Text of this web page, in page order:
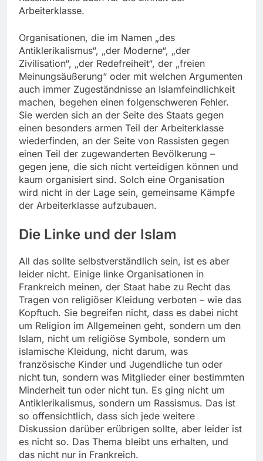
Arbeiterklasse.
Organisationen, die im Namen „des
Antiklerikalismus“, „der Moderne“, „der
Zivilisation“, „der Redefreiheit“, der „freien
Meinungsäußerung“ oder mit welchen Argumenten
auch immer Zugeständnisse an Islamfeindlichkeit
machen, begehen einen folgenschweren Fehler.
Sie werden sich an der Seite des Staats gegen
einen besonders armen Teil der Arbeiterklasse
wiederfinden, an der Seite von Rassisten gegen
einen Teil der zugewanderten Bevölkerung –
gegen jene, die sich nicht verteidigen können und
kaum organisiert sind. Solch eine Organisation
wird nicht in der Lage sein, gemeinsame Kämpfe
der Arbeiterklasse aufzubauen.
Die Linke und der Islam
All das sollte selbstverständlich sein, ist es aber
leider nicht. Einige linke Organisationen in
Frankreich meinen, der Staat habe zu Recht das
Tragen von religiöser Kleidung verboten – wie das
Kopftuch. Sie begreifen nicht, dass es dabei nicht
um Religion im Allgemeinen geht, sondern um den
Islam, nicht um religiöse Symbole, sondern um
islamische Kleidung, nicht darum, was
französische Kinder und Jugendliche tun oder
nicht tun, sondern was Mitglieder einer bestimmten
Minderheit tun oder nicht tun. Es ging nicht um
Antiklerikalismus, sondern um Rassismus. Das ist
so offensichtlich, dass sich jede weitere
Diskussion darüber erübrigen sollte, aber leider ist
es nicht so. Das Thema bleibt uns erhalten, und
das nicht nur in Frankreich.